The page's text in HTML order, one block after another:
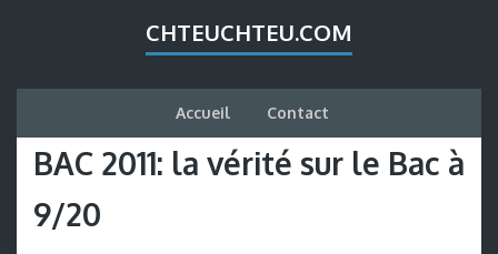
CHTEUCHTEU.COM
Accueil Contact
BAC 2011: la vérité sur le Bac à
9/20